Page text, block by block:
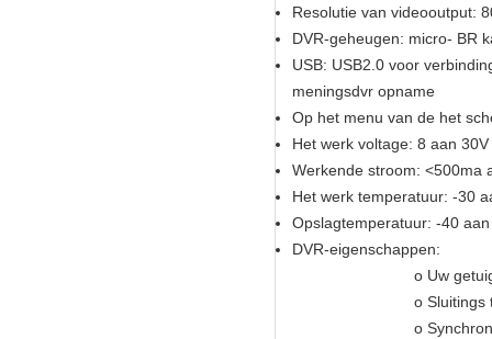
Resolutie van videooutput:
DVR-geheugen: micro- BR
USB: USB2.0 voor
meningsdvr opname
Op het menu van de het
Het werk voltage: 8 aan
Werkende stroom: <500ma
Het werk temperatuur: -30
Opslagtemperatuur: -40 aan
DVR-eigenschappen:
o Uw
o Sluitings
o